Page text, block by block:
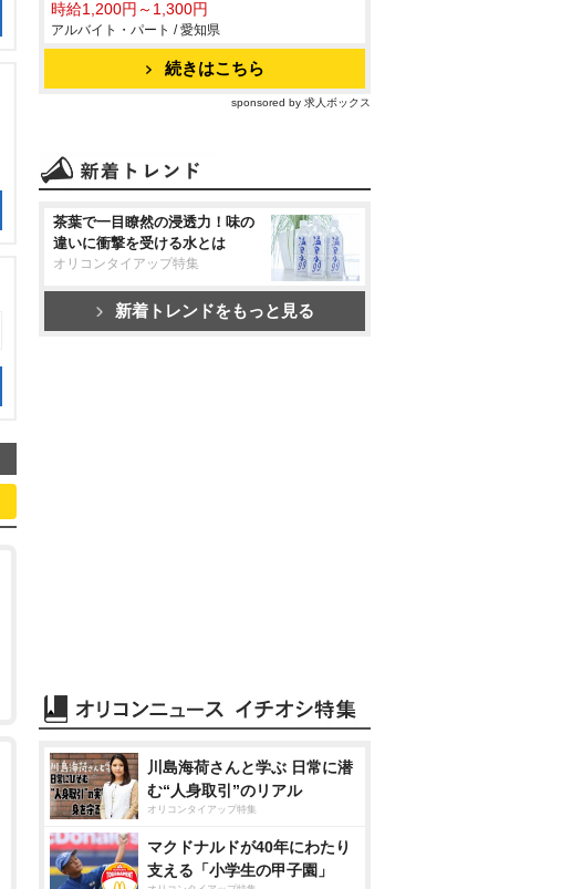
時給1,200円～1,300円
アルバイト・パート / 愛知県
続きはこちら
sponsored by 求人ボックス
茶葉で一目瞭然の浸透力！味の
違いに衝撃を受ける水とは
オリコンタイアップ特集
新着トレンドをもっと見る
川島海荷さんと学ぶ 日常に潜
む“人身取引”のリアル
オリコンタイアップ特集
マクドナルドが40年にわたり
支える「小学生の甲子園」